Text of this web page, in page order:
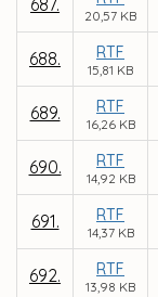
687.
20,57 KB
688. RTF
15,81 KB
689. RTF
16,26 KB
690. RTF
14,92 KB
691. RTF
14,37 KB
692. RTF
13,98 KB